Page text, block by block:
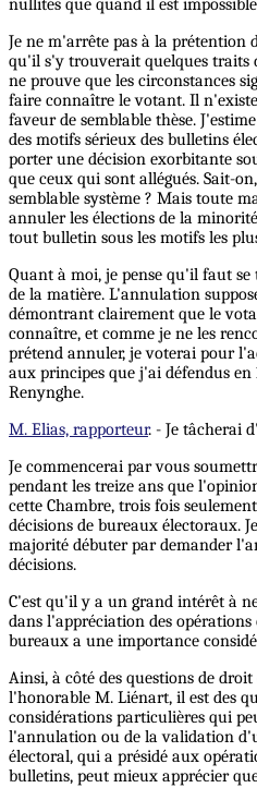
nullités que quand il est
Je ne m'arrête pas à la
qu'il s'y trouverait quelques traits
ne prouve que les circonstances
faire connaître le votant. Il
faveur de semblable thèse.
des motifs sérieux des bulletins
porter une décision exorbitante
que ceux qui sont allégués. Sait-
semblable système ? Mais toute
annuler les élections de la
tout bulletin sous les motifs les
Quant à moi, je pense qu'il faut
de la matière. L'annulation
démontrant clairement que le
connaître, et comme je ne les
prétend annuler, je voterai pour
aux principes que j'ai défendus
Renynghe.
M. Elias, rapporteur. - Je tâcherai
Je commencerai par vous
pendant les treize ans que
cette Chambre, trois fois
décisions de bureaux électoraux.
majorité débuter par demander
décisions.
C'est qu'il y a un grand intérêt à
dans l'appréciation des
bureaux a une importance
Ainsi, à côté des questions de
l'honorable M. Liénart, il est des
considérations particulières qui
l'annulation ou de la validation
électoral, qui a présidé aux
bulletins, peut mieux apprécier